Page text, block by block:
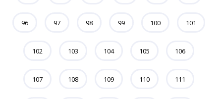
96 97 98 99 100 101
102 103 104 105 106
107 108 109 110 111